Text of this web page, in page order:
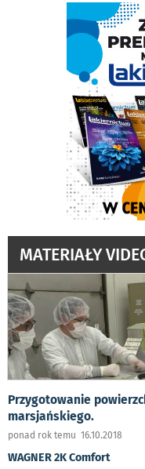
MATERIAŁY
Przygotowanie
marsjańskiego.
ponad rok temu 16.10.2018
WAGNER 2K Comfort